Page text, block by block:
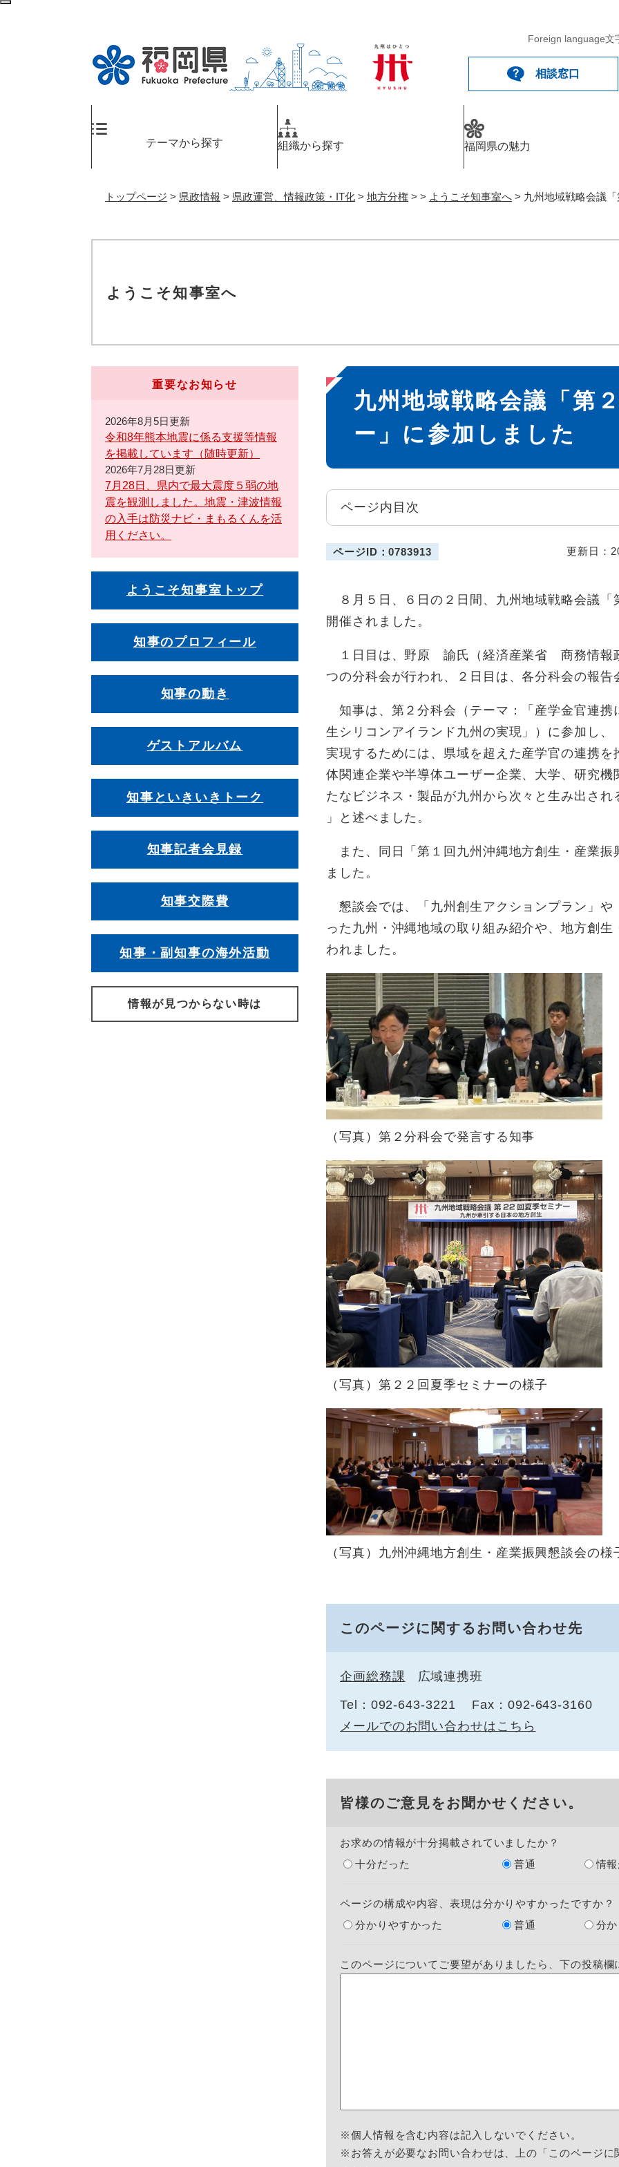
ペ
メ
Foreign language文
相談窓口
テーマから探す 組織から探す 福岡県の魅力
トップページ > 県政情報 > 県政運営、情報政策・IT化 > 地方分権 > > ようこそ知事室へ > 九州地域戦略会議
ようこそ知事室へ
本
文
九州地域戦略会議「第
ー」に参加しました
ページ内目次
ページID：0783913 更新日：
８月５日、６日の２日間、九州地域戦略会議「
開催されました。
１日目は、野原 諭氏（経済産業省 商務情報
つの分科会が行われ、２日目は、各分科会の報
知事は、第２分科会（テーマ：「産学金官連携
生シリコンアイランド九州の実現」）に参加し、
実現するためには、県域を超えた産学官の連携
体関連企業や半導体ユーザー企業、大学、研究
たなビジネス・製品が九州から次々と生み出さ
」と述べました 。
また、同日「第１回九州沖縄地方創生・産業振
ました。
懇談会では、「九州創生アクションプラン」
った九州・沖縄地域の取り組み紹介や、地方創
われました。
（写真）第２分科会で発言する知事
（写真） 第２２回夏季セミナーの様子
（写真 ）九州沖縄地方創生・産業振興懇談会の様
このページに関するお問い合わせ先
企画総務課 広域連携班
Tel：092-643-3221
Fax：092-643-3160
メールでのお問い合わせはこちら
皆様のご意見をお聞かせください。
お求めの情報が十分掲載されていましたか？
十分だった
普通 情
ページの構成や内容、表現は分かりやすかったですか？
分かりやすかった
普通 分
このページについてご要望がありましたら、下の投稿
※個人情報を含む内容は記入しないでください。
※お答えが必要なお問い合わせは、上の「このページ
重要なお知らせ
2026年8月5日更新
令和8年熊本地震に係る支援等情報
を掲載しています（随時更新）
2026年7月28日更新
7月28日、県内で最大震度５弱の地
震を観測しました。地震・津波情報
の入手は防災ナビ・まもるくんを活
用ください。
ようこそ知事室トップ
知事のプロフィール
知事の動き
ゲストアルバム
知事といきいきトーク
知事記者会見録
知事交際費
知事・副知事の海外活動
情報が見つからない時は